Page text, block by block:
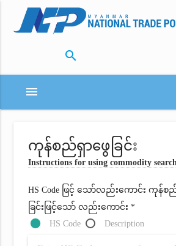
search
menu
ကုန်စည်ရှာဖွေခြင်း
Instructions for using commodity
HS Code ဖြင့် သော်လည်းကောင်း ကု
ခြင်းဖြင့်သော် လည်းကောင်း *
HS Code
Description